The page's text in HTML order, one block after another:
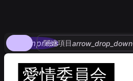
compress
関連項目arrow_drop_down